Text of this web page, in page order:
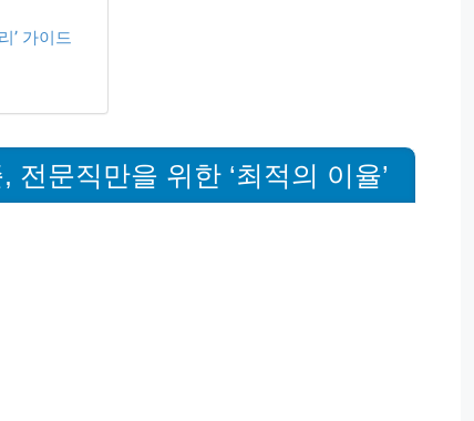
’ 가이드
문직만을 위한 ‘최적의 이율’